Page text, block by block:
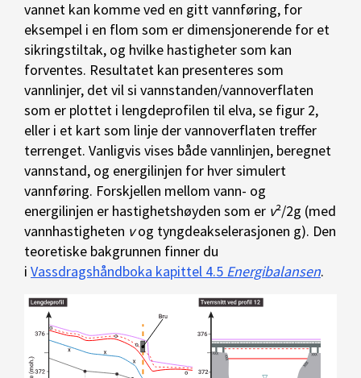
vannet kan komme ved en gitt vannføring, for
eksempel i en flom som er dimensjonerende for et
sikringstiltak, og hvilke hastigheter som kan
forventes. Resultatet kan presenteres som
vannlinjer, det vil si vannstanden/vannoverflaten
som er plottet i lengdeprofilen til elva, se figur 2,
eller i et kart som linje der vannoverflaten treffer
terrenget. Vanligvis vises både vannlinjen, beregnet
vannstand, og energilinjen for hver simulert
vannføring. Forskjellen mellom vann- og
energilinjen er hastighetshøyden som er v²/2g (med
vannhastigheten vog tyngdeakselerasjonen g). Den
teoretiske bakgrunnen finner du
i Vassdragshåndboka kapittel 4.5 Energibalansen.